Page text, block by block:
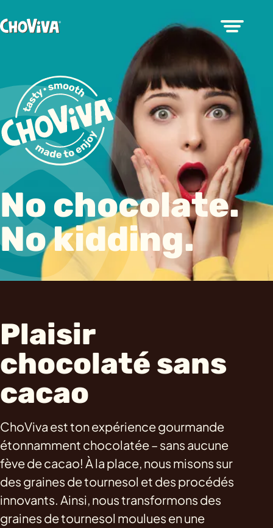
No chocolate.
No kidding.
Plaisir
chocolaté sans
cacao
ChoViva est ton expérience gourmande
étonnamment chocolatée – sans aucune
fève de cacao! À la place, nous misons sur
des graines de tournesol et des procédés
innovants. Ainsi, nous transformons des
graines de tournesol moulues en une